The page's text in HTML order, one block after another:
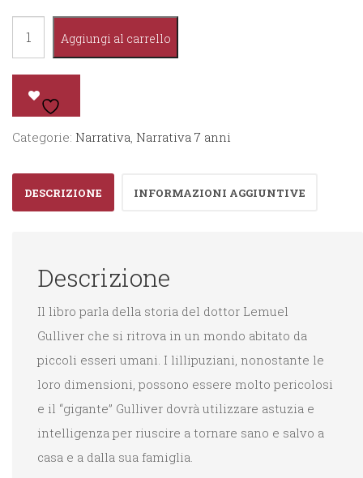
Lilliput
quantità
Aggiungi al carrello
Categorie: Narrativa, Narrativa 7 anni
DESCRIZIONE INFORMAZIONI AGGIUNTIVE
Descrizione
Il libro parla della storia del dottor Lemuel
Gulliver che si ritrova in un mondo abitato da
piccoli esseri umani. I lillipuziani, nonostante le
loro dimensioni, possono essere molto pericolosi
e il “gigante” Gulliver dovrà utilizzare astuzia e
intelligenza per riuscire a tornare sano e salvo a
casa e a dalla sua famiglia.